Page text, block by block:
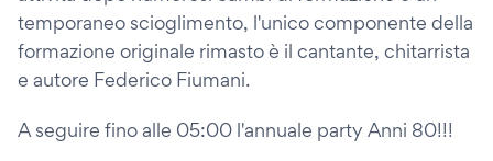
temporaneo scioglimento, l'unico componente della
formazione originale rimasto è il cantante, chitarrista
e autore Federico Fiumani.
A seguire fino alle 05:00 l'annuale party Anni 80!!!